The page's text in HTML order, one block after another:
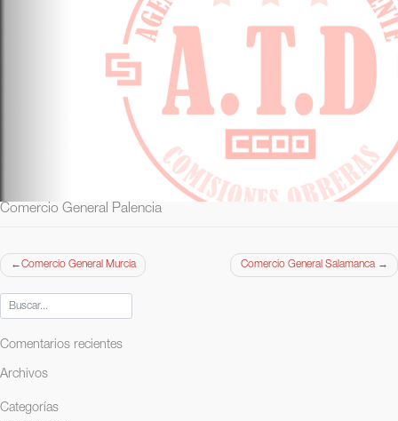
Comercio General Palencia
Navegación
de
entradas
Comercio General Murcia Comercio General Salamanca
Comentarios recientes
Archivos
Categorías